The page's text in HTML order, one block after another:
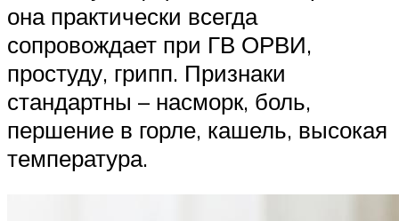
она практически всегда
сопровождает при ГВ ОРВИ,
простуду, грипп. Признаки
стандартны – насморк, боль,
першение в горле, кашель, высокая
температура.